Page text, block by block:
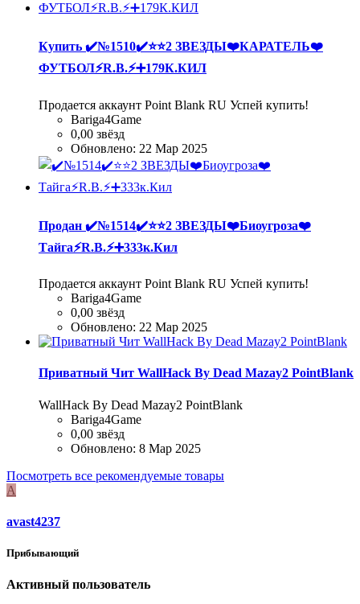
Купить ✔️№1510✔️⭐️⭐️2 ЗВЕЗДЫ❤️КАРАТЕЛЬ❤️
ФУТБОЛ⚡R.B.⚡➕179К.КИЛ
Продается аккаунт Point Blank RU Успей купить!
Bariga4Game
0,00 звёзд
Обновлено: 22 Мар 2025
Продан ✔️№1514✔️⭐️⭐️2 ЗВЕЗДЫ❤️Биоугроза❤️
Тайга⚡R.B.⚡➕333к.Кил
Продается аккаунт Point Blank RU Успей купить!
Bariga4Game
0,00 звёзд
Обновлено: 22 Мар 2025
Приватный Чит WallHack By Dead Mazay2 PointBlank
WallHack By Dead Mazay2 PointBlank
Bariga4Game
0,00 звёзд
Обновлено: 8 Мар 2025
Посмотреть все рекомендуемые товары
A
avast4237
Прибывающий
Активный пользователь